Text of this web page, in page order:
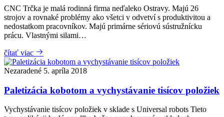
CNC Trčka je malá rodinná firma neďaleko Ostravy. Majú 26
strojov a rovnaké problémy ako všetci v odvetví s produktivitou a
nedostatkom pracovníkov. Majú primárne sériovú sústružnícku
prácu. Vlastnými silami…
čítať viac
Nezaradené 5. apríla 2018
Paletizácia kobotom a vychystávanie tisícov položiek
Vychystávanie tisícov položiek v sklade s Universal robots Tieto